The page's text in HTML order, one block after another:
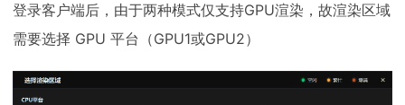
登录客户端后，由于两种模式仅支持GPU渲染，故渲染区域
需要选择 GPU 平台（GPU1或GPU2）